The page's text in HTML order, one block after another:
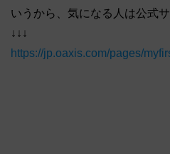
いうから、気になる人は公式
↓↓↓
https://jp.oaxis.com/pages/